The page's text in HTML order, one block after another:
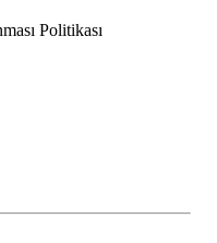
Politikası